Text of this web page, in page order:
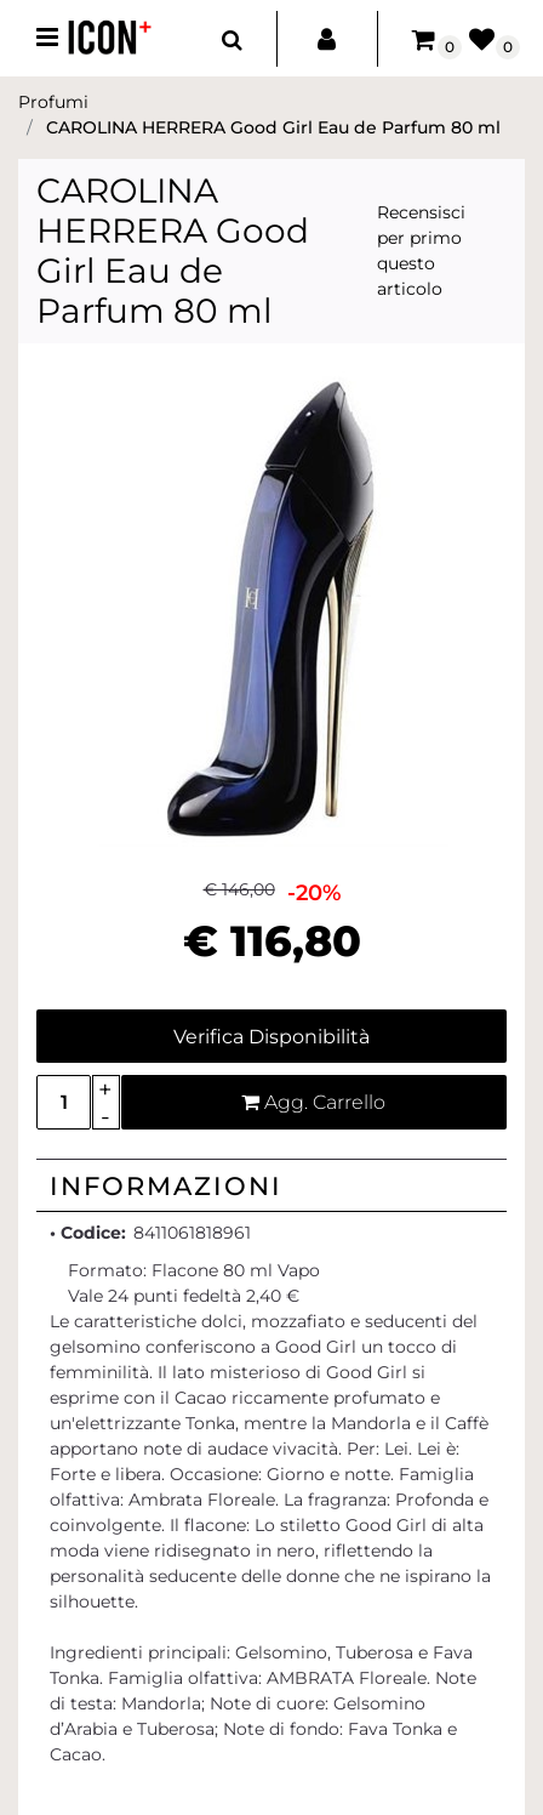
Open menu
0 0
Profumi
CAROLINA HERRERA Good Girl Eau de Parfum 80 ml
CAROLINA
HERRERA Good
Girl Eau de
Parfum 80 ml
Recensisci
per primo
questo
articolo
€ 146,00 -20%
€ 116,80
Verifica Disponibilità
Quantità
Agg. Carrello
INFORMAZIONI
• Codice: 8411061818961
Formato: Flacone 80 ml Vapo
Vale 24 punti fedeltà 2,40 €
Le caratteristiche dolci, mozzafiato e seducenti del
gelsomino conferiscono a Good Girl un tocco di
femminilità. Il lato misterioso di Good Girl si
esprime con il Cacao riccamente profumato e
un'elettrizzante Tonka, mentre la Mandorla e il Caffè
apportano note di audace vivacità. Per: Lei. Lei è:
Forte e libera. Occasione: Giorno e notte. Famiglia
olfattiva: Ambrata Floreale. La fragranza: Profonda e
coinvolgente. Il flacone: Lo stiletto Good Girl di alta
moda viene ridisegnato in nero, riflettendo la
personalità seducente delle donne che ne ispirano la
silhouette.
Ingredienti principali: Gelsomino, Tuberosa e Fava
Tonka. Famiglia olfattiva: AMBRATA Floreale. Note
di testa: Mandorla; Note di cuore: Gelsomino
d’Arabia e Tuberosa; Note di fondo: Fava Tonka e
Cacao.